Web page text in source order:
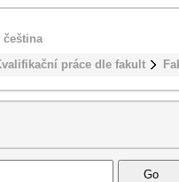
práce dle fakult
čeština